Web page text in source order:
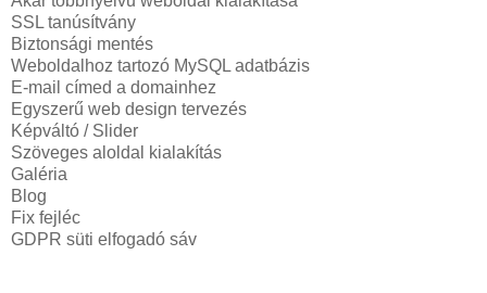
SSL tanúsítvány
Biztonsági mentés
Weboldalhoz tartozó MySQL adatbázis
E-mail címed a domainhez
Egyszerű web design tervezés
Képváltó / Slider
Szöveges aloldal kialakítás
Galéria
Blog
Fix fejléc
GDPR süti elfogadó sáv